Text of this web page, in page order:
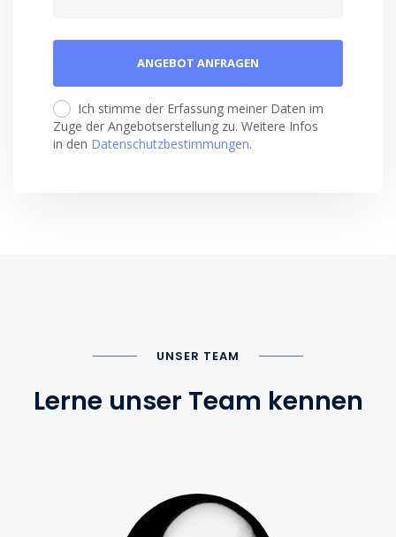
Ich stimme der Erfassung meiner Daten im
Zuge der Angebotserstellung zu. Weitere Infos
in den Datenschutzbestimmungen.
UNSER TEAM
Lerne unser Team kennen